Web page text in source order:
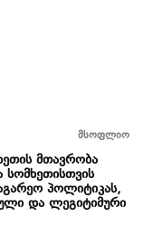
მსოფლიო
მთავრობა
სომხეთისთვის
პოლიტიკას,
და ლეგიტიმური